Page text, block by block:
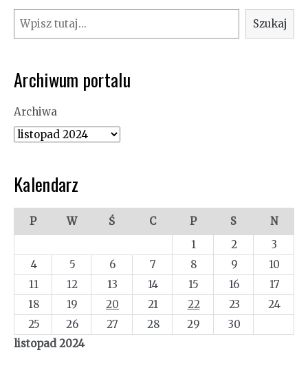
Szukaj
Szukaj
Archiwum portalu
Archiwa
Kalendarz
listopad 2024
P W Ś C P S
N
1
2
3
4
5 6 7 8 9
10
11
12 13 14 15 16
17
18
19 20 21 22 23
24
25
26 27 28 29 30